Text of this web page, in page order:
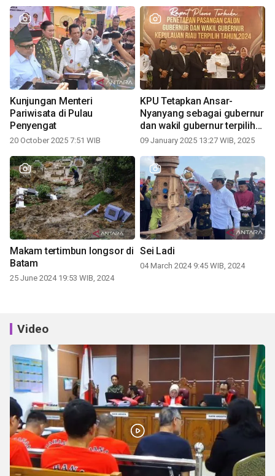
Kunjungan Menteri
Pariwisata di Pulau
Penyengat
20 October 2025 7:51 WIB
KPU Tetapkan Ansar-
Nyanyang sebagai gubernur
dan wakil gubernur terpilih
periode 2025-2030
09 January 2025 13:27 WIB, 2025
Makam tertimbun longsor di
Batam
25 June 2024 19:53 WIB, 2024
Sei Ladi
04 March 2024 9:45 WIB, 2024
Video